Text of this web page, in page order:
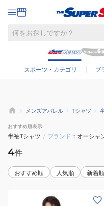
スポーツ・カテゴリ ブ
さ
メンズアパレル Tシャツ
おすすめ順表示
半袖Tシャツ / ブランド オーシャ
4件
おすすめ順 人気順 新着順